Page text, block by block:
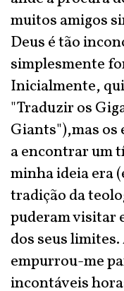
muitos amigos
Deus é tão
simplesmente
Inicialmente,
"Traduzir os
Giants"),mas
a encontrar um
minha ideia era
tradição da
puderam visitar
dos seus
empurrou-me
incontáveis